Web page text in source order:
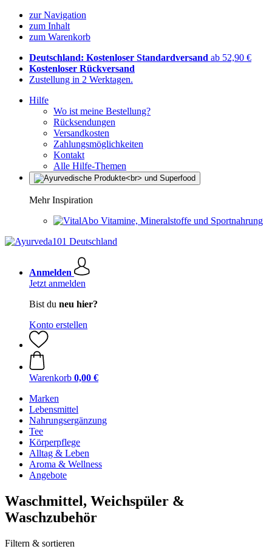
zur Navigation
zum Inhalt
zum Warenkorb
Deutschland: Kostenloser Standardversand ab 52,90 €
Kostenloser Rückversand
Zustellung in 2 Werktagen.
Hilfe
Wo ist meine Bestellung?
Rücksendungen
Versandkosten
Zahlungsmöglichkeiten
Kontakt
Alle Hilfe-Themen
Mehr Inspiration
Vitamine, Mineralstoffe und Sportnahrung
Anmelden
Jetzt anmelden
Bist du neu hier?
Konto erstellen
Warenkorb 0,00 €
Marken
Lebensmittel
Nahrungsergänzung
Tee
Körperpflege
Alltag & Leben
Aroma & Wellness
Angebote
Waschmittel, Weichspüler &
Waschzubehör
Filtern & sortieren